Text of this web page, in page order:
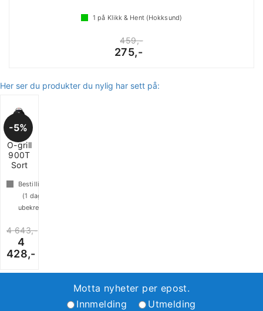
1 på Klikk & Hent (Hokksund)
459,-
275,-
Her ser du produkter du nylig har sett på:
5%
Gassgrill
O-grill
900T
Sort
Bestillingsvare
(1 dager
ubekreftet)
4 643,-
4
428,-
Motta nyheter per epost.
Innmelding
Utmelding